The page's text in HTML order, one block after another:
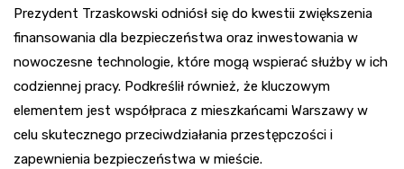
Prezydent Trzaskowski odniósł się do kwestii zwiększenia
finansowania dla bezpieczeństwa oraz inwestowania w
nowoczesne technologie, które mogą wspierać służby w ich
codziennej pracy. Podkreślił również, że kluczowym
elementem jest współpraca z mieszkańcami Warszawy w
celu skutecznego przeciwdziałania przestępczości i
zapewnienia bezpieczeństwa w mieście.